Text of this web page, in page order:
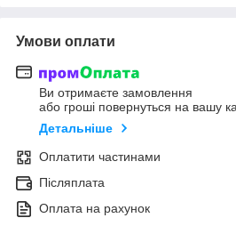
Умови оплати
Ви отримаєте замовлення
або гроші повернуться на вашу
Детальніше
Оплатити частинами
Післяплата
Оплата на рахунок